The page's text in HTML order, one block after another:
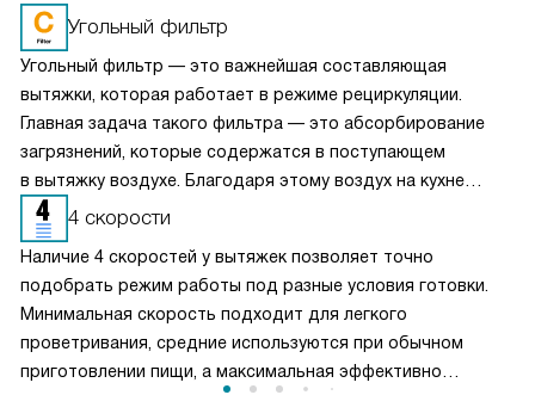
Угольный фильтр
Угольный фильтр — это важнейшая составляющая
вытяжки, которая работает в режиме рециркуляции.
Главная задача такого фильтра — это абсорбирование
загрязнений, которые содержатся в поступающем
в вытяжку воздухе. Благодаря этому воздух на кухне
очищается более качественно. Угольные фильтры
необходимо часто заменять — примерно раз в три-
четыре месяца.
4 скорости
Наличие 4 скоростей у вытяжек позволяет точно
подобрать режим работы под разные условия готовки.
Минимальная скорость подходит для легкого
проветривания, средние используются при обычном
приготовлении пищи, а максимальная эффективно